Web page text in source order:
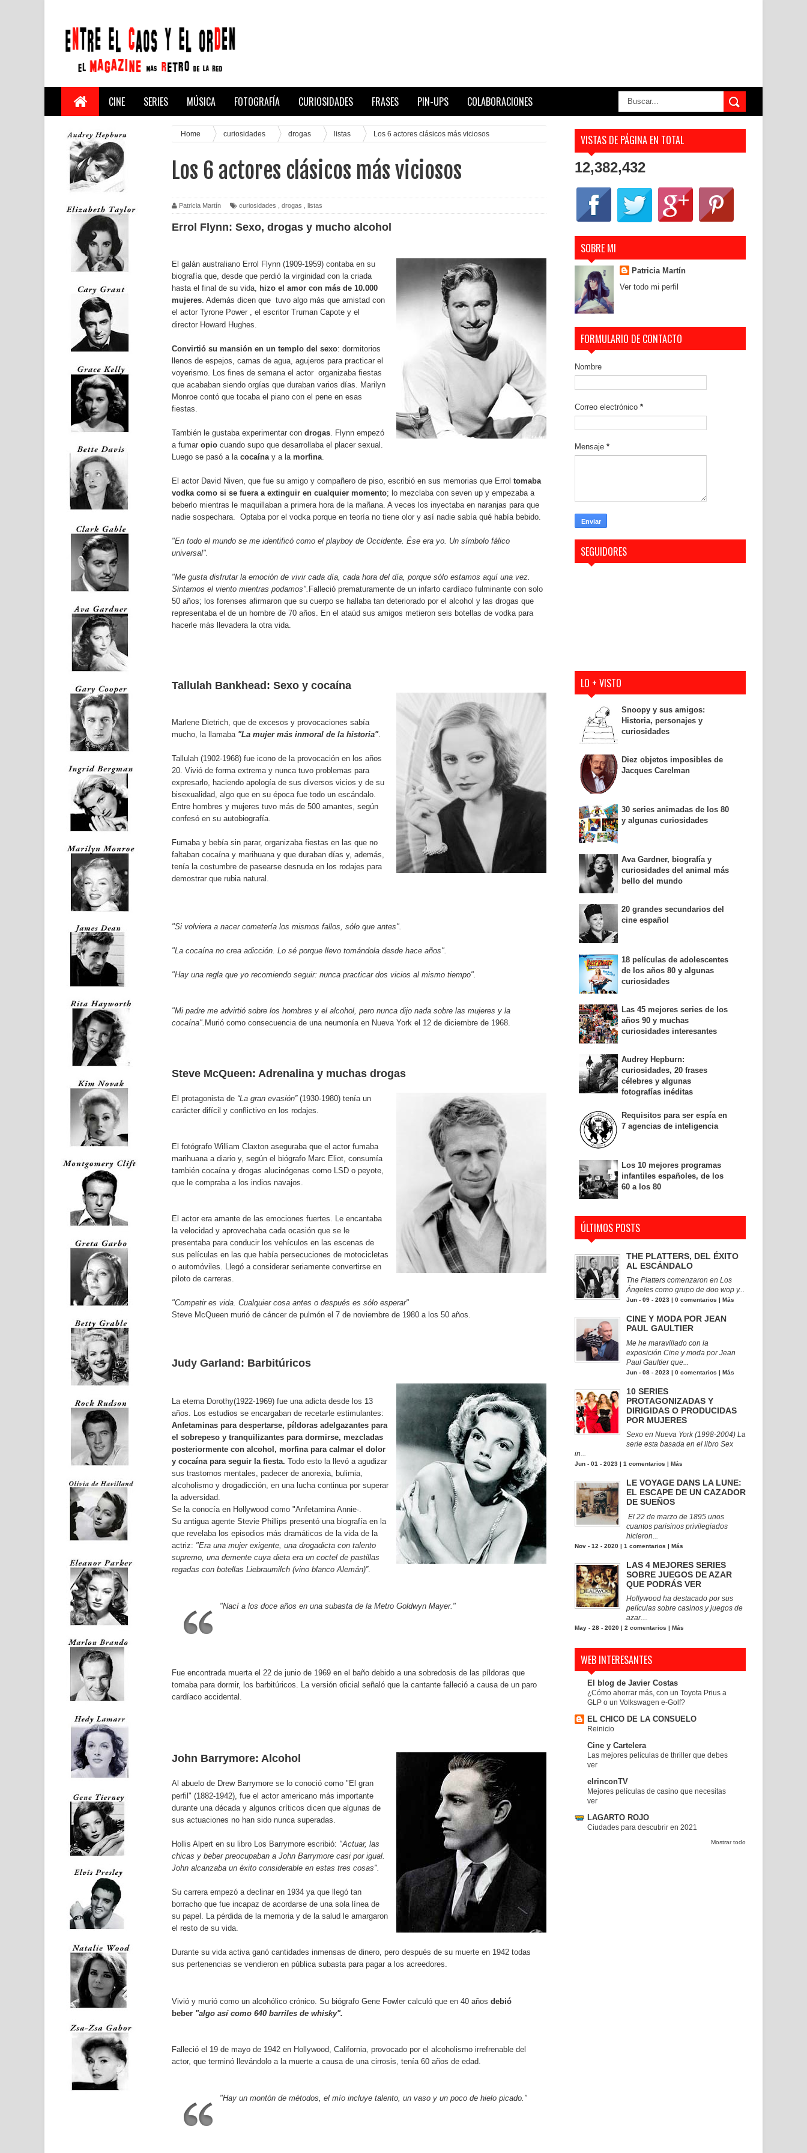
CINE SERIES MÚSICA FOTOGRAFÍA CURIOSIDADES FRASES PIN-UPS COLABORACIONES
Home curiosidades drogas listas Los 6 actores clásicos más viciosos
Los 6 actores clásicos más viciosos
Patricia Martín curiosidades drogas listas
Errol Flynn: Sexo, drogas y mucho alcohol
El galán australiano Errol Flynn (1909-1959) contaba en su
biografía que, desde que perdió la virginidad con la criada
hasta el final de su vida,
hizo el amor con más de 10.000
mujeres . Además dicen que tuvo algo más que amistad con
el actor Tyrone Power , el escritor Truman Capote y el
director Howard Hughes.
Convirtió su mansión en un templo del sexo: dormitorios
llenos de espejos, camas de agua, agujeros para practicar el
voyerismo. Los fines de semana el actor organizaba fiestas
que acababan siendo orgías que duraban varios días.
Marilyn
Monroe contó que tocaba el piano con el pene en esas
fiestas.
También le gustaba experimentar con drogas . Flynn empezó
a fumar opio cuando supo que desarrollaba el placer sexual.
Luego se pasó a la cocaína y a la morfina
El actor David Niven, que fue su amigo y compañero de piso, escribió en sus memorias que Errol tomaba
vodka como si se fuera a extinguir en cualquier momento; lo mezclaba con seven up y empezaba a
beberlo mientras le maquillaban a primera hora de la mañana. A veces los inyectaba en naranjas para que
nadie sospechara. Optaba por el vodka porque en teoría no tiene olor y así nadie sabía qué había bebido.
"En todo el mundo se me identificó como el playboy de Occidente. Ése era yo. Un símbolo fálico
universal".
"Me gusta disfrutar la emoción de vivir cada día, cada hora del día, porque sólo estamos aquí una vez.
Sintamos el viento mientras podamos". Falleció prematuramente de un infarto cardíaco fulminante con solo
50 años; los forenses afirmaron que su cuerpo se hallaba tan deteriorado por el alcohol y las drogas que
representaba el de un hombre de 70 años. En el ataúd sus amigos metieron seis botellas de vodka para
hacerle más llevadera la otra vida.
Tallulah Bankhead: Sexo y cocaína
Marlene Dietrich, que de excesos y provocaciones sabía
mucho, la llamaba "La mujer más inmoral de la historia".
Tallulah (1902-1968) fue icono de la provocación en los años
20. Vivió de forma extrema y nunca tuvo problemas para
expresarlo, haciendo apología de sus diversos vicios y de su
bisexualidad, algo que en su época fue todo un escándalo.
Entre hombres y mujeres tuvo más de 500 amantes, según
confesó en su autobiografía.
Fumaba y bebía sin parar, organizaba fiestas en las que no
faltaban cocaína y marihuana y que duraban días y, además,
tenía la costumbre de pasearse desnuda en los rodajes para
demostrar que rubia natural.
"Si volviera a nacer cometería los mismos fallos, sólo que antes".
"La cocaína no crea adicción. Lo sé porque llevo tomándola desde hace años".
"Hay una regla que yo recomiendo seguir: nunca practicar dos vicios al mismo tiempo".
"Mi padre me advirtió sobre los hombres y el alcohol, pero nunca dijo nada sobre las mujeres y la
cocaína". Murió como consecuencia de una neumonía en Nueva York el 12 de diciembre de 1968.
Steve McQueen: Adrenalina y muchas drogas
El protagonista de “La gran evasión”(1930-1980) tenía un
carácter difícil y conflictivo en los rodajes.
El fotógrafo William Claxton aseguraba que el actor fumaba
marihuana a diario y, según el biógrafo Marc Eliot, consumía
también cocaína y drogas alucinógenas como LSD o peyote,
que le compraba a los indios navajos.
El actor era amante de las emociones fuertes. Le encantaba
la velocidad y aprovechaba cada ocasión que se le
presentaba para conducir los vehículos en las escenas de
sus películas en las que había persecuciones de motocicletas
o automóviles. Llegó a considerar seriamente convertirse en
piloto de carreras.
"Competir es vida. Cualquier cosa antes o después es sólo esperar"
Steve McQueen murió de cáncer de pulmón el 7 de noviembre de 1980 a los 50 años.
Judy Garland: Barbitúricos
La eterna Dorothy(1922-1969) fue una adicta desde los 13
años. Los estudios se encargaban de recetarle estimulantes:
Anfetaminas para despertarse, píldoras adelgazantes para
el sobrepeso y tranquilizantes para dormirse, mezcladas
posteriormente con alcohol, morfina para calmar el dolor
y cocaína para seguir la fiesta. Todo esto la llevó a agudizar
sus trastornos mentales, padecer de anorexia, bulimia,
alcoholismo y drogadicción, en una lucha continua por superar
la adversidad.
Se la conocía en Hollywood como "Anfetamina Annie·.
Su antigua agente Stevie Phillips presentó una biografía en la
que revelaba los episodios más dramáticos de la vida de la
actriz: "Era una mujer exigente, una drogadicta con talento
supremo, una demente cuya dieta era un coctel de pastillas
regadas con botellas Liebraumilch (vino blanco Alemán)”.
"Nací a los doce años en una subasta de la Metro Goldwyn Mayer."
Fue encontrada muerta el 22 de junio de 1969 en el baño debido a una sobredosis de las píldoras que
tomaba para dormir, los barbitúricos. La versión oficial señaló que la cantante falleció a causa de un paro
cardíaco accidental.
John Barrymore: Alcohol
Al abuelo de Drew Barrymore se lo conoció como "El gran
perfil" (1882-1942), fue el actor americano más importante
durante una década y algunos críticos dicen que algunas de
sus actuaciones no han sido nunca superadas.
Hollis Alpert en su libro Los Barrymore escribió: "Actuar, las
chicas y beber preocupaban a John Barrymore casi por igual.
John alcanzaba un éxito considerable en estas tres cosas".
Su carrera empezó a declinar en 1934 ya que llegó tan
borracho que fue incapaz de acordarse de una sola línea de
su papel. La pérdida de la memoria y de la salud le amargaron
el resto de su vida.
Durante su vida activa ganó cantidades inmensas de dinero, pero después de su muerte en 1942 todas
sus pertenencias se vendieron en pública subasta para pagar a los acreedores.
Vivió y murió como un alcohólico crónico. Su biógrafo Gene Fowler calculó que en 40 años debió
beber "algo así como 640 barriles de whisky".
Falleció el 19 de mayo de 1942 en Hollywood, California, provocado por el alcoholismo irrefrenable del
actor, que terminó llevándolo a la muerte a causa de una cirrosis, tenía 60 años de edad.
"Hay un montón de métodos, el mío incluye talento, un vaso y un poco de hielo picado."
VISTAS DE PÁGINA EN TOTAL
12,382,432
SOBRE MI
Patricia Martín
Ver todo mi perfil
FORMULARIO DE CONTACTO
Nombre
Correo electrónico *
Mensaje *
SEGUIDORES
LO + VISTO
Snoopy y sus amigos:
Historia, personajes y
curiosidades
Diez objetos imposibles de
Jacques Carelman
30 series animadas de los 80
y algunas curiosidades
Ava Gardner, biografía y
curiosidades del animal más
bello del mundo
20 grandes secundarios del
cine español
18 películas de adolescentes
de los años 80 y algunas
curiosidades
Las 45 mejores series de los
años 90 y muchas
curiosidades interesantes
Audrey Hepburn:
curiosidades, 20 frases
célebres y algunas
fotografías inéditas
Requisitos para ser espía en
7 agencias de inteligencia
Los 10 mejores programas
infantiles españoles, de los
60 a los 80
ÚLTIMOS POSTS
THE PLATTERS, DEL ÉXITO
AL ESCÁNDALO
The Platters comenzaron en Los
Ángeles como grupo de doo wop y...
Jun - 09 - 2023 | 0 comentarios | Más
CINE Y MODA POR JEAN
PAUL GAULTIER
Me he maravillado con la
exposición Cine y moda por Jean
Paul Gaultier que...
Jun - 08 - 2023 | 0 comentarios | Más
10 SERIES
PROTAGONIZADAS Y
DIRIGIDAS O PRODUCIDAS
POR MUJERES
Sexo en Nueva York (1998-2004) La
serie esta basada en el libro Sex
in...
Jun - 01 - 2023 | 1 comentarios | Más
LE VOYAGE DANS LA LUNE:
EL ESCAPE DE UN CAZADOR
DE SUEÑOS
El 22 de marzo de 1895 unos
cuantos parisinos privilegiados
hicieron...
Nov - 12 - 2020 | 1 comentarios | Más
LAS 4 MEJORES SERIES
SOBRE JUEGOS DE AZAR
QUE PODRÁS VER
Hollywood ha destacado por sus
películas sobre casinos y juegos de
azar....
May - 28 - 2020 | 2 comentarios | Más
WEB INTERESANTES
El blog de Javier Costas
¿Cómo ahorrar más, con un Toyota Prius a
GLP o un Volkswagen e-Golf?
EL CHICO DE LA CONSUELO
Reinicio
Cine y Cartelera
Las mejores películas de thriller que debes
ver
elrinconTV
Mejores películas de casino que necesitas
ver
LAGARTO ROJO
Ciudades para descubrir en 2021
Mostrar todo